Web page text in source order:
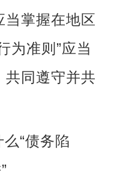
当掌握在地区
为准则 ”应当
共同遵守并共
么“债务陷
”